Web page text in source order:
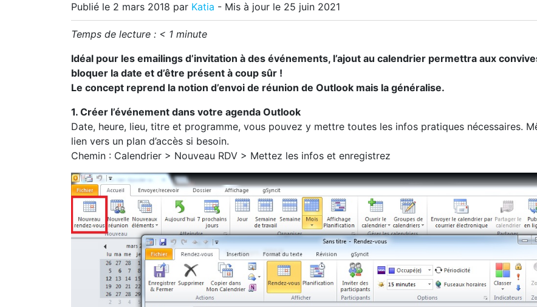
Publié le 2 mars 2018 par Katia - Mis à jour le 25 juin 2021
Temps de lecture : < 1 minute
Idéal pour les emailings d’invitation à des événements, l’ajout au calendrier permettra aux
bloquer la date et d’être présent à coup sûr !
Le concept reprend la notion d’envoi de réunion de Outlook mais la généralise.
1. Créer l’événement dans votre agenda Outlook
Date, heure, lieu, titre et programme, vous pouvez y mettre toutes les infos pratiques nécessaires.
lien vers un plan d’accès si besoin.
Chemin : Calendrier > Nouveau RDV > Mettez les infos et enregistrez